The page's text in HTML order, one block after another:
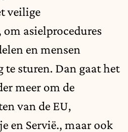
veilige
asielprocedures
en mensen
sturen. Dan gaat het
meer om de
van de EU,
en Servië., maar ook